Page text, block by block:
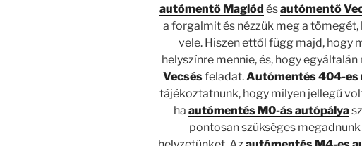
autómentő Maglód ésautómentő
a forgalmit és nézzük meg a
vele. Hiszen ettől függ majd, hogy
helyszínre mennie, és, hogy
Vecsésfeladat.Autómentés 404-es
tájékoztatnunk, hogy milyen jellegű
haautómentés M0-ás autópálya
pontosan szükséges